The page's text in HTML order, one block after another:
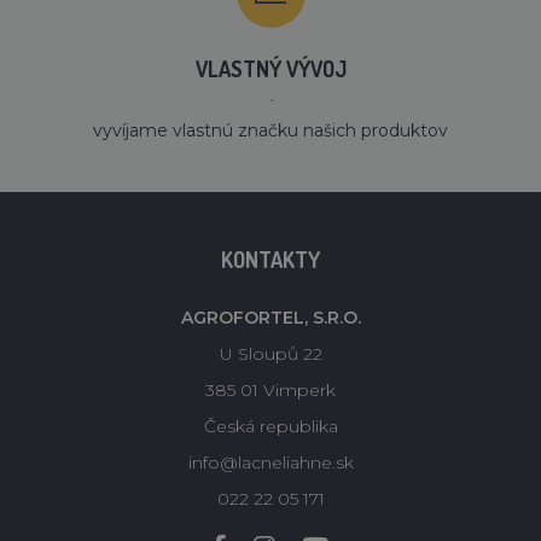
VLASTNÝ VÝVOJ
´
vyvíjame vlastnú značku našich produktov
KONTAKTY
AGROFORTEL, S.R.O.
U Sloupů 22
385 01 Vimperk
Česká republika
info@lacneliahne.sk
022 22 05 171